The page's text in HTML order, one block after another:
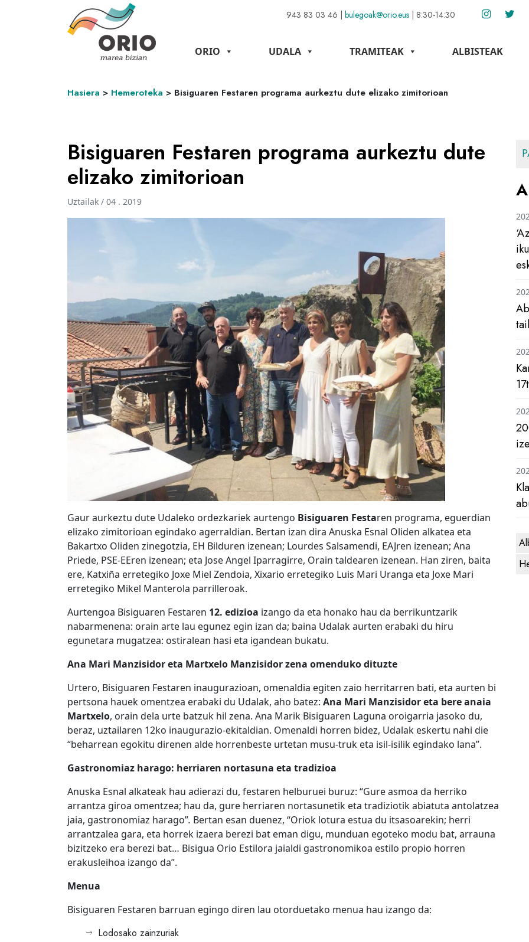
943 83 03 46 | bulegoak@orio.eus | 8:30-14:30
ORIO UDALA TRAMITEAK ALBISTEAK
Hasiera > Hemeroteka > Bisiguaren Festaren programa aurkeztu dute elizako zimitorioan
Bisiguaren Festaren programa aurkeztu dute
elizako zimitorioan
Uztailak / 04 . 2019
Gaur aurkeztu dute Udaleko ordezkariek aurtengo Bisiguaren Festaren programa, eguerdian
elizako zimitorioan egindako agerraldian. Bertan izan dira Anuska Esnal Oliden alkatea eta
Bakartxo Oliden zinegotzia, EH Bilduren izenean; Lourdes Salsamendi, EAJren izenean; Ana
Priede, PSE-EEren izenean; eta Jose Angel Iparragirre, Orain taldearen izenean. Han ziren, baita
ere, Katxiña erretegiko Joxe Miel Zendoia, Xixario erretegiko Luis Mari Uranga eta Joxe Mari
erretegiko Mikel Manterola parrilleroak.
Aurtengoa Bisiguaren Festaren 12. edizioa izango da eta honako hau da berrikuntzarik
nabarmenena: orain arte lau egunez egin izan da; baina Udalak aurten erabaki du hiru
egunetara mugatzea: ostiralean hasi eta igandean bukatu.
Ana Mari Manzisidor eta Martxelo Manzisidor zena omenduko dituzte
Urtero, Bisiguaren Festaren inaugurazioan, omenaldia egiten zaio herritarren bati, eta aurten bi
pertsona hauek omentzea erabaki du Udalak, aho batez: Ana Mari Manzisidor eta bere anaia
Martxelo, orain dela urte batzuk hil zena. Ana Marik Bisiguaren Laguna oroigarria jasoko du,
beraz, uztailaren 12ko inaugurazio-ekitaldian. Omenaldi horren bidez, Udalak eskertu nahi die
“beharrean egokitu direnen alde horrenbeste urtetan musu-truk eta isil-isilik egindako lana”.
Gastronomiaz harago: herriaren nortasuna eta tradizioa
Anuska Esnal alkateak hau adierazi du, festaren helburuei buruz: “Gure asmoa da herriko
arrantza giroa omentzea; hau da, gure herriaren nortasunetik eta tradiziotik abiatuta antolatzea
jaia, gastronomiaz harago”. Bertan esan duenez, “Oriok lotura estua du itsasoarekin; herri
arrantzalea gara, eta horrek izaera berezi bat eman digu, munduan egoteko modu bat, arrauna
bizitzeko era berezi bat… Bisigua Orio Estilora jaialdi gastronomikoa estilo propio horren
erakusleihoa izango da”.
Menua
Bisiguaren Festaren barruan egingo diren lau otorduetako menua hau izango da:
Lodosako zainzuriak